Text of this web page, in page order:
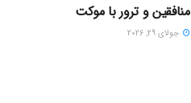
منافقین و ترور با موکت
جولای 29, 2026